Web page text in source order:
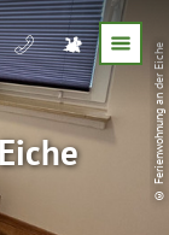
© Ferienwohnung an der Eiche